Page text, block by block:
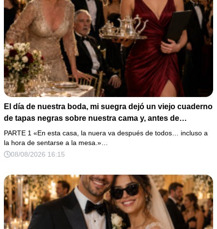
El día de nuestra boda, mi suegra dejó un viejo cuaderno
de tapas negras sobre nuestra cama y, antes de
marcharse, dijo: «En esta familia todos deben cumplir
una misma regla…».
PARTE 1 «En esta casa, la nuera va después de todos… incluso a
la hora de sentarse a la mesa.»…
08/08/2026 16:15